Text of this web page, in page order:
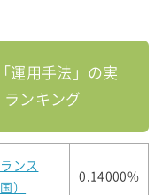
運用手法」の実
ランキング
ンス
）
0.14000%